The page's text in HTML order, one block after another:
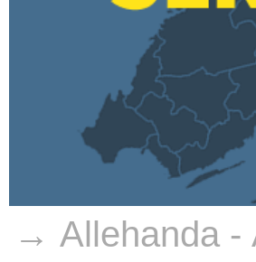
→ Allehanda -